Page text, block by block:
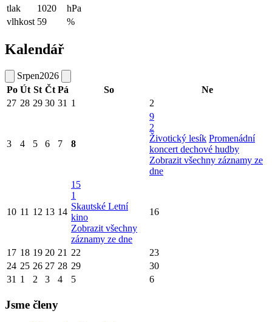
tlak
1020
hPa
vlhkost 59 %
Kalendář
Srpen2026
Po Út St Čt Pá So
Ne
27 28 29 30 31 1 2
3 4 5 6 7 8
9
2
Životický lesík Promenádní
koncert dechové hudby
Zobrazit všechny záznamy ze
dne
10 11 12 13 14
15
1
Skautské Letní
kino
Zobrazit všechny
záznamy ze dne
16
17 18 19 20 21 22
23
24 25 26 27 28 29
30
31 1 2 3 4 5 6
Jsme členy